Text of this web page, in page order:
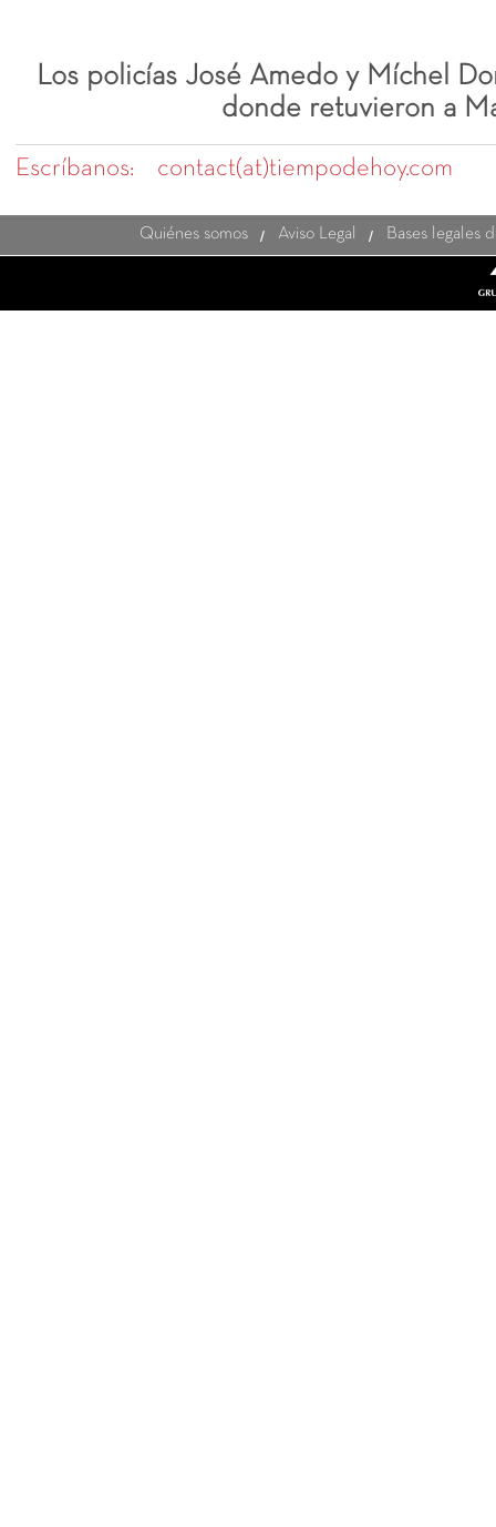
Los policías José Amedo y Míchel
donde retuvieron a
Escríbanos: contact(at)tiempodehoy.com
Quiénes somos Aviso Legal Bases legales